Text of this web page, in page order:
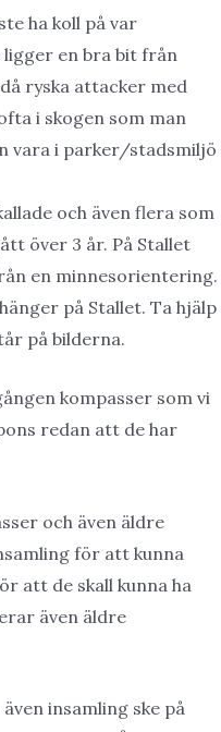
ha koll på var
ligger en bra bit från
ryska attacker med
i skogen som man
vara i parker/stadsmiljö
och även flera som
över 3 år. På Stallet
en minnesorientering.
på Stallet. Ta hjälp
på bilderna.
kompasser som vi
redan att de har
och även äldre
för att kunna
att de skall kunna ha
även äldre
insamling ske på